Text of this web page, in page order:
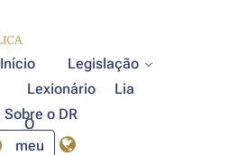
Início
Legislação
Lexionário
Lia
Sobre o DR
O
meu